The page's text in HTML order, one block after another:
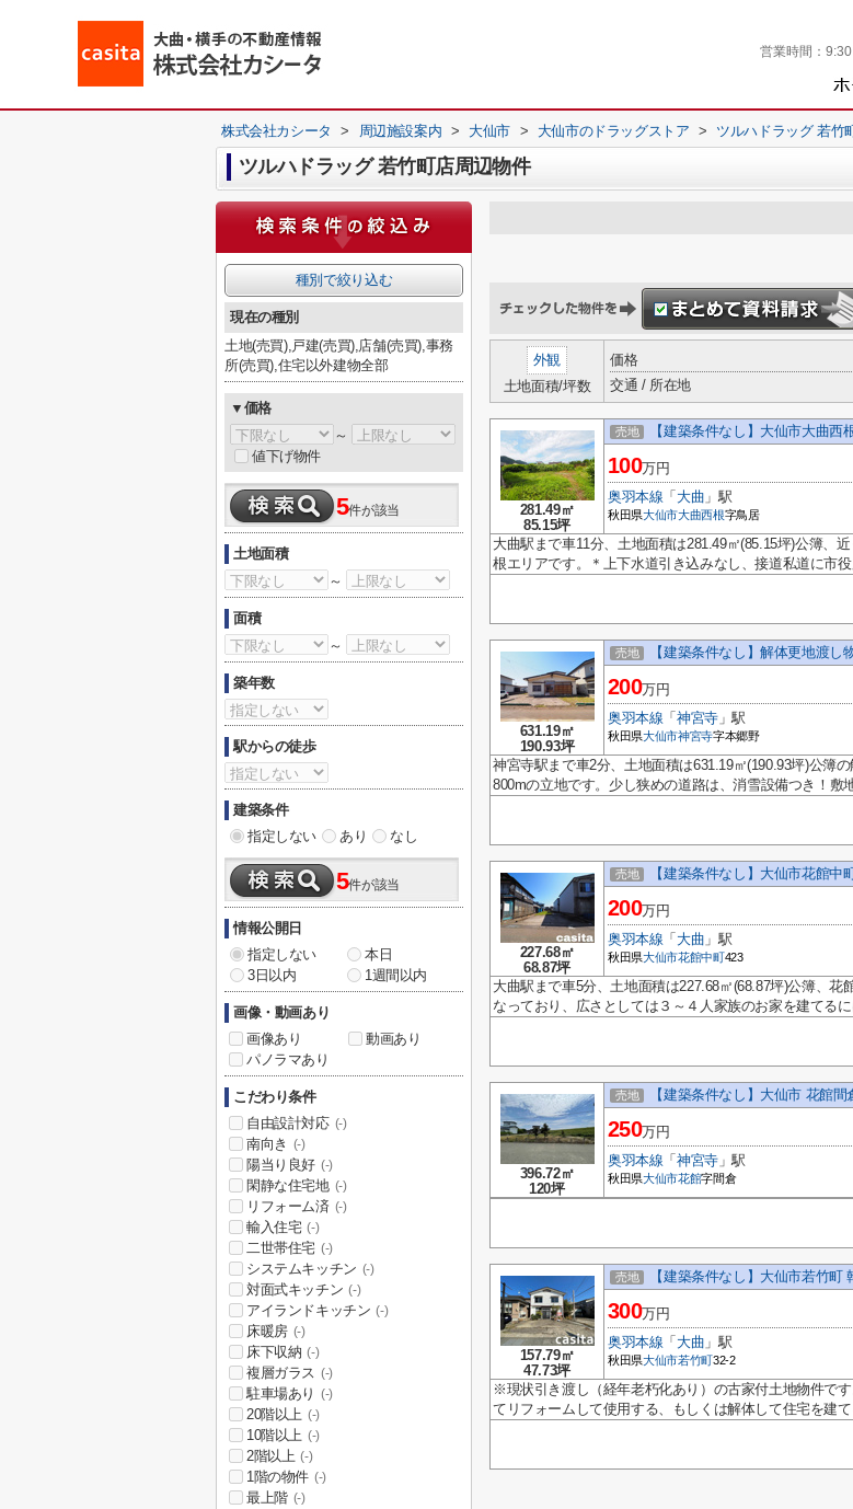
営業時間：
株式会社カシータ > 周辺施設案内 > 大仙市 > 大仙市のドラッグストア > ツルハドラッグ 若竹
ツルハドラッグ 若竹町店周辺物件
外観
土地面積/坪数
価格
交通 / 所在地
281.49㎡
85.15坪
売地 【建築条件なし】大仙市大曲
100万円
奥羽本線 「 大曲 」駅
秋田県大仙市大曲西根字鳥居
大曲駅まで車11分、土地面積は281.49㎡(85.15坪)公簿、
根エリアです。＊上下水道引き込みなし、接道私道に市
631.19㎡
190.93坪
売地 【建築条件なし】解体更地渡
200万円
奥羽本線 「神宮寺」駅
秋田県大仙市神宮寺字本郷野
神宮寺駅まで車2分、土地面積は631.19㎡(190.93坪)公簿
800mの立地です。少し狭めの道路は、消雪設備つき！敷
227.68㎡
68.87坪
売地 【建築条件なし】大仙市花館中
200万円
奥羽本線 「 大曲 」駅
秋田県大仙市花館中町423
大曲駅まで車5分、土地面積は227.68㎡(68.87坪)公簿、
なっており、広さとしては３～４人家族のお家を建てる
396.72㎡
120坪
売地 【建築条件なし】大仙市 花館
250万円
奥羽本線 「神宮寺」駅
秋田県大仙市花館字間倉
157.79㎡
47.73坪
売地 【建築条件なし】大仙市若竹
300万円
奥羽本線 「 大曲 」駅
秋田県大仙市若竹町32-2
※現状引き渡し（経年老朽化あり）の古家付土地物件で
てリフォームして使用する、もしくは解体して住宅を建
種別で絞り込む
現在の種別
土地(売買),戸建(売買),店舗(売買),事務
所(売買),住宅以外建物全部
▼価格
～
値下げ物件
5件が該当
土地面積
～
面積
～
築年数
駅からの徒歩
建築条件
指定しない
あり なし
5件が該当
情報公開日
指定しない
本日
3日以内
1週間以内
画像・動画あり
画像あり
動画あり
パノラマあり
こだわり条件
自由設計対応 (-)
南向き (-)
陽当り良好 (-)
閑静な住宅地 (-)
リフォーム済 (-)
輸入住宅 (-)
二世帯住宅 (-)
システムキッチン (-)
対面式キッチン (-)
アイランドキッチン (-)
床暖房 (-)
床下収納 (-)
複層ガラス (-)
駐車場あり (-)
20階以上 (-)
10階以上 (-)
2階以上 (-)
1階の物件 (-)
最上階 (-)